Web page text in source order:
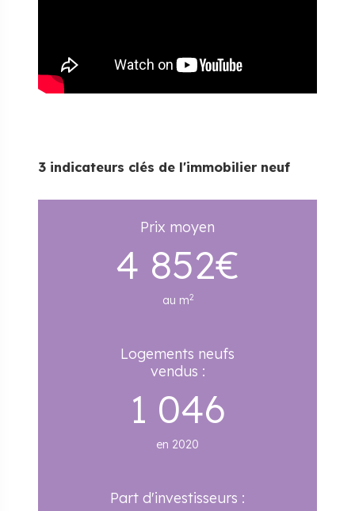
3 indicateurs clés de l'immobilier neuf
Prix moyen
4 852€
au m2
Logements neufs
vendus :
1 046
en 2020
Part d'investisseurs :